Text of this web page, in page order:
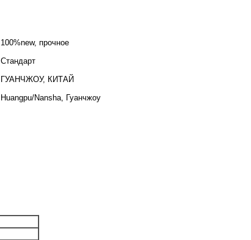
100%new, прочное
Стандарт
ГУАНЧЖОУ, КИТАЙ
Huangpu/Nansha, Гуанчжоу